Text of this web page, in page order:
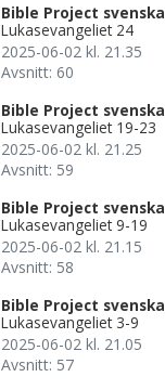
Bible Project svenska
Lukasevangeliet 24
2025-06-02 kl. 21.35
Avsnitt: 60
Bible Project svenska
Lukasevangeliet 19-23
2025-06-02 kl. 21.25
Avsnitt: 59
Bible Project svenska
Lukasevangeliet 9-19
2025-06-02 kl. 21.15
Avsnitt: 58
Bible Project svenska
Lukasevangeliet 3-9
2025-06-02 kl. 21.05
Avsnitt: 57